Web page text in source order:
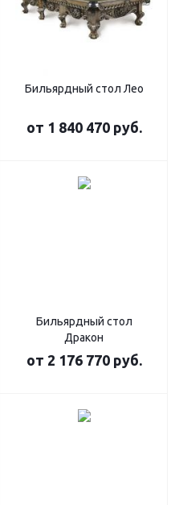
Бильярдный стол Лео
от 1 840 470 руб.
Бильярдный стол
Дракон
от 2 176 770 руб.